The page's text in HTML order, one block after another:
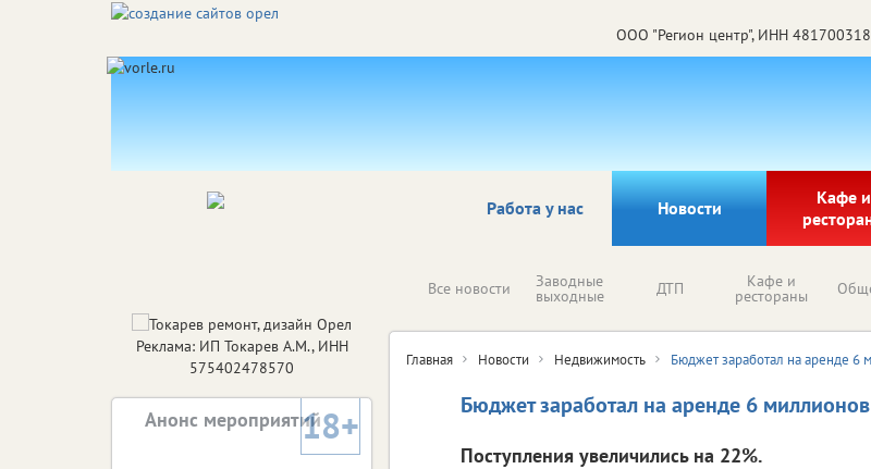
ООО "Регион центр", ИНН
Работа у нас Новости
Кафе и
Все новости Заводные
выходные ДТП Кафе и
рестораны
Главная Новости Недвижимость Бюджет заработал на аренде 6
Бюджет заработал на аренде 6 миллионов
Поступления увеличились на 22%.
Реклама: ИП Токарев А.М., ИНН
575402478570
Анонс мероприятий18+